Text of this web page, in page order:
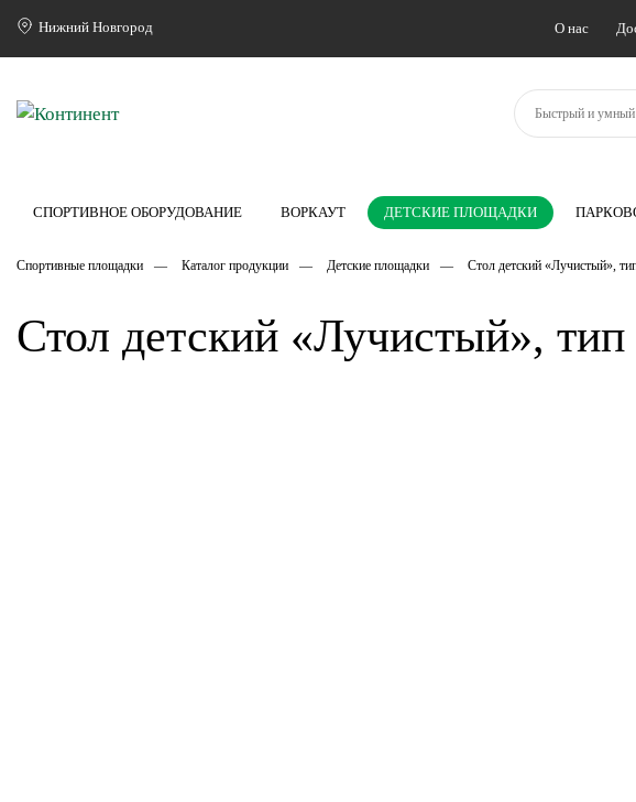
Нижний Новгород О нас
СПОРТИВНОЕ ОБОРУДОВАНИЕ ВОРКАУТ ДЕТСКИЕ ПЛОЩАДКИ
Спортивные площадки Каталог продукции Детские площадки Стол детский «Лучистый»,
Стол детский «Лучистый», тип